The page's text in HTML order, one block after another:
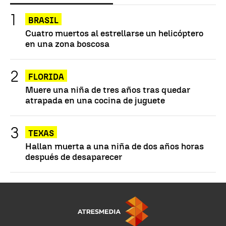
BRASIL
Cuatro muertos al estrellarse un helicóptero
en una zona boscosa
FLORIDA
Muere una niña de tres años tras quedar
atrapada en una cocina de juguete
TEXAS
Hallan muerta a una niña de dos años horas
después de desaparecer